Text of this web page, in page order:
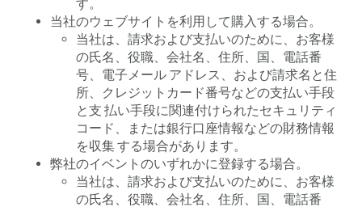
す。
当社のウェブサイトを利用して購入する場合。
当社は、請求および支払いのために、お客様
の氏名、役職、会社名、住所、国、電話番
号、電子メール アドレス、および請求名と住
所、クレジットカード番号などの支払い手段
と支 払い手段に関連付けられたセキュリティ
コード、または銀行口座情報などの財務情報
を収集 する場合があります。
弊社のイベントのいずれかに登録する場合。
当社は、請求および支払いのために、お客様
の氏名、役職、会社名、住所、国、電話番